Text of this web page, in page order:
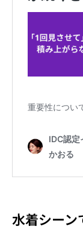
水着シーン